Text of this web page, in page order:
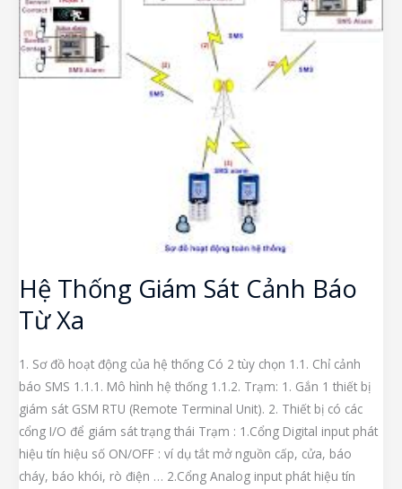
Hệ Thống Giám Sát Cảnh Báo
Từ Xa
1. Sơ đồ hoạt động của hệ thống Có 2 tùy chọn 1.1. Chỉ cảnh
báo SMS 1.1.1. Mô hình hệ thống 1.1.2. Trạm: 1. Gắn 1 thiết bị
giám sát GSM RTU (Remote Terminal Unit). 2. Thiết bị có các
cổng I/O để giám sát trạng thái Trạm : 1.Cổng Digital input phát
hiệu tín hiệu số ON/OFF : ví dụ tắt mở nguồn cấp, cửa, báo
cháy, báo khói, rò điện … 2.Cổng Analog input phát hiệu tín
Cảnh
Báo